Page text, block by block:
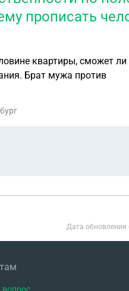
прописать
сможет ли мой муж
человека , тещу( мою маму)для дальнейшего проживания. Брат мужа против
Дата обновления